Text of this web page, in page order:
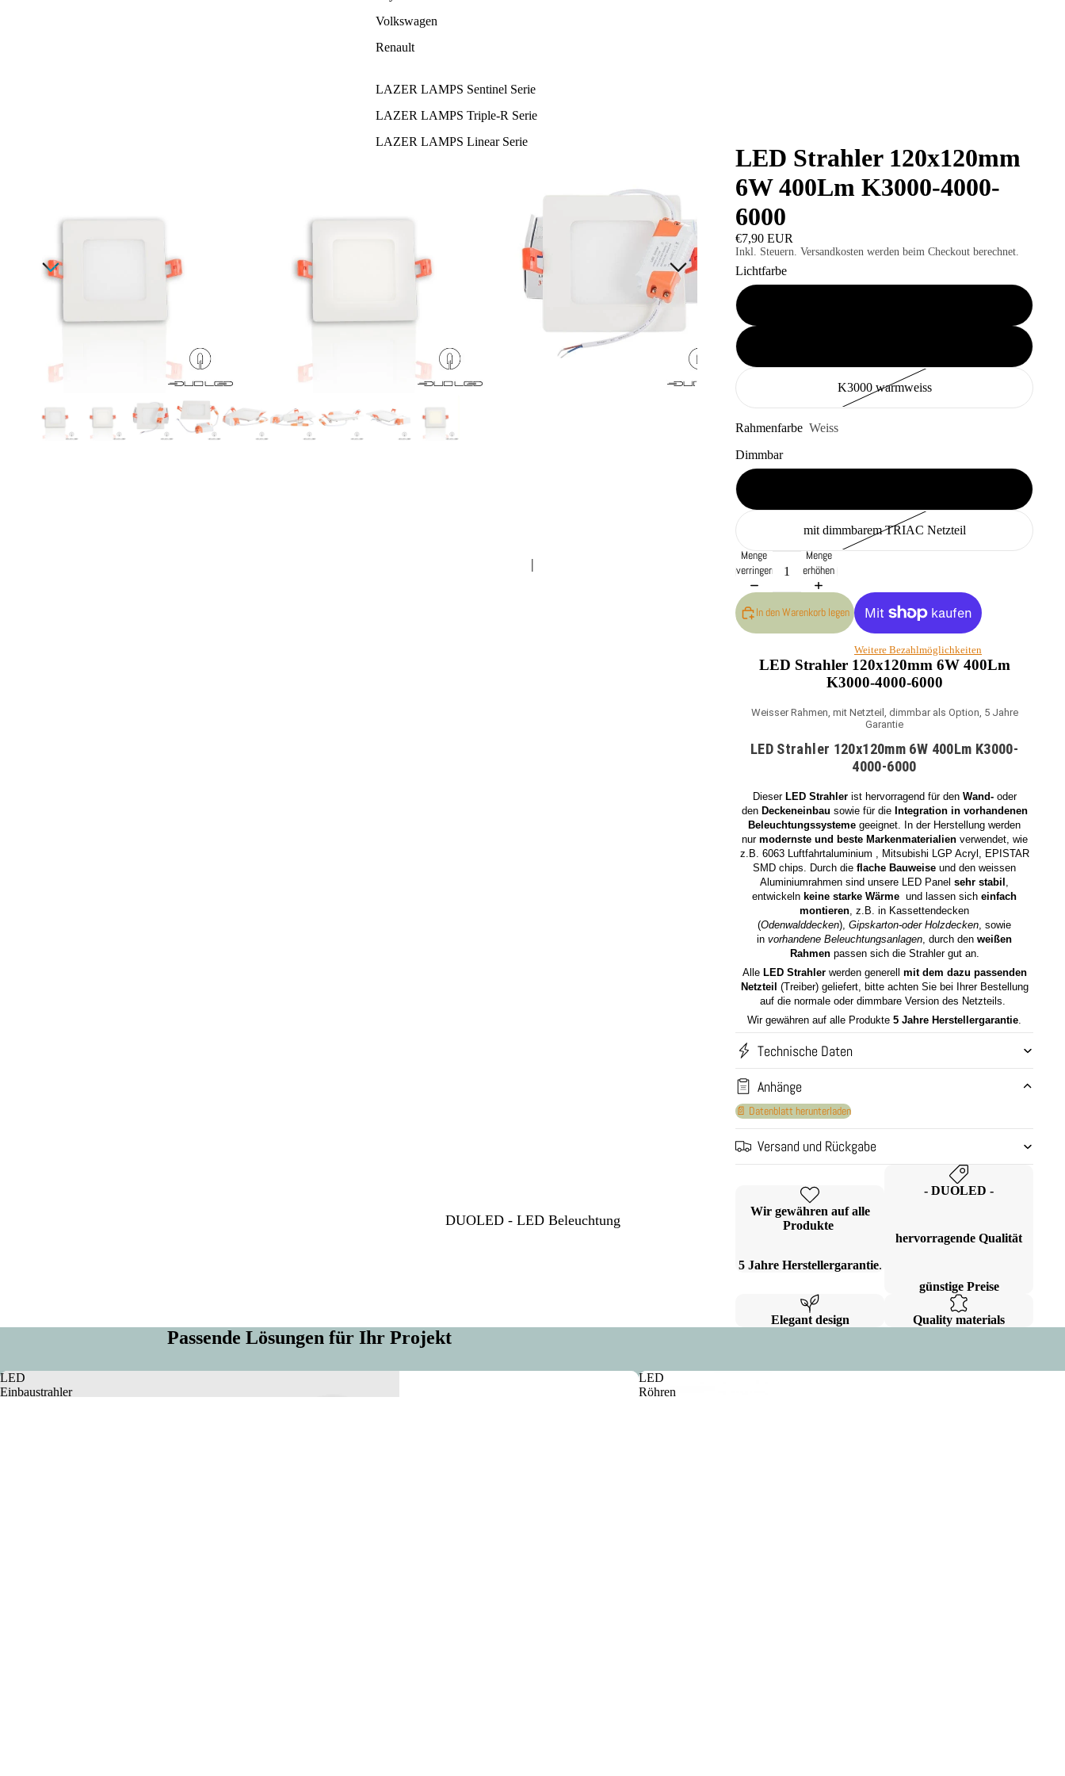
Volkswagen
Renault
LAZER LAMPS Sentinel Serie
LAZER LAMPS Triple-R Serie
LAZER LAMPS Linear Serie
LAZER LAMPS AIR Serie
LAZER LAMPS Carbon Serie
LAZER LAMPS RP Serie
LAZER LAMPS Utility Serie
LAZER LAMPS Montagezubehör
LAZER LAMPS Kabelsätze
LAZER LAMPS Zubehör - Neoprencover -
|
DUOLED - LED Beleuchtung
LED Strahler 120x120mm
6W 400Lm K3000-4000-
6000
€7,90 EUR
Inkl. Steuern. Versandkosten werden beim Checkout berechnet.
Lichtfarbe
K3000 warmweiss
Rahmenfarbe Weiss
Dimmbar
mit dimmbarem TRIAC Netzteil
Menge
verringern
Menge
erhöhen
In den Warenkorb legen
Weitere Bezahlmöglichkeiten
LED Strahler 120x120mm 6W 400Lm
K3000-4000-6000
Weisser Rahmen, mit Netzteil, dimmbar als Option, 5 Jahre
Garantie
LED Strahler 120x120mm 6W 400Lm K3000-
4000-6000
Dieser LED Strahlerist hervorragend für den Wand-oder
den Deckeneinbau sowie für die Integration in vorhandenen
Beleuchtungssysteme geeignet. In der Herstellung werden
nur modernste und beste Markenmaterialienverwendet, wie
z.B. 6063 Luftfahrtaluminium , Mitsubishi LGP Acryl, EPISTAR
SMD chips. Durch die flache Bauweise und den weissen
Aluminiumrahmen sind unsere LED Panel sehr stabil ,
entwickeln keine starke Wärme und lassen sich einfach
montieren, z.B. in Kassettendecken
(Odenwalddecken), Gipskarton-oder Holzdecken, sowie
in vorhandene Beleuchtungsanlagen, durch den weißen
Rahmenpassen sich die Strahler gut an.
Alle LED Strahlerwerden generell mit dem dazu passenden
Netzteil (Treiber) geliefert, bitte achten Sie bei Ihrer Bestellung
auf die normale oder dimmbare Version des Netzteils.
Wir gewähren auf alle Produkte 5 Jahre Herstellergarantie.
Technische Daten
Anhänge
📄 Datenblatt herunterladen
Versand und Rückgabe
Wir gewähren auf alle
Produkte
5 Jahre Herstellergarantie.
- DUOLED -
hervorragende Qualität
günstige Preise
Elegant design Quality materials
Passende Lösungen für Ihr Projekt
LED
Einbaustrahler
LED
Röhren